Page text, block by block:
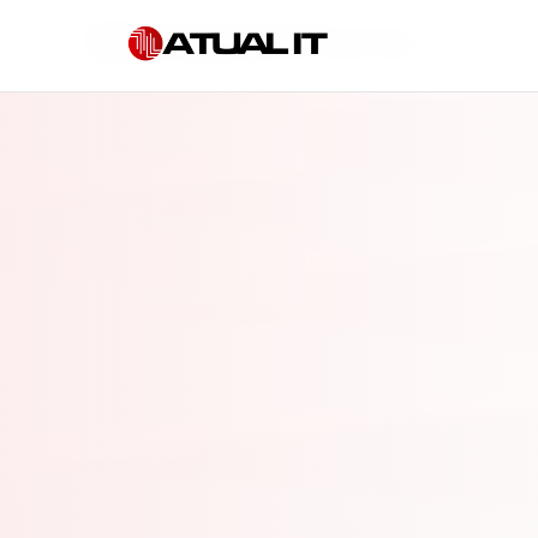
Início » TI terceirizada em Pirassununga